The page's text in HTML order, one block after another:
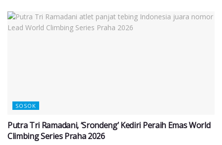
SOSOK
Putra Tri Ramadani, ‘Srondeng’ Kediri Peraih Emas World
Climbing Series Praha 2026